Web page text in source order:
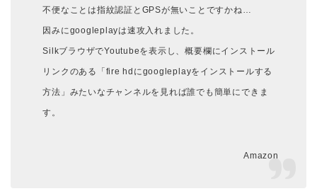
不便なことは指紋認証とGPSが無いことですかね…
因みにgoogleplayは速攻入れました。
SilkブラウザでYoutubeを表示し、概要欄にインストール
リンクのある「fire hdにgoogleplayをインストールする
方法」みたいなチャンネルを見れば誰でも簡単にできま
す。
Amazon